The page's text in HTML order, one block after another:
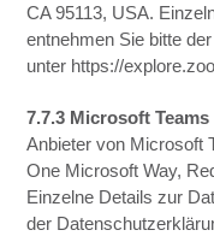
CA 95113, USA.
entnehmen Sie bitte
unter https://
7.7.3 Microsoft Teams
Anbieter von Microsoft
One Microsoft Way,
Einzelne Details zur
der